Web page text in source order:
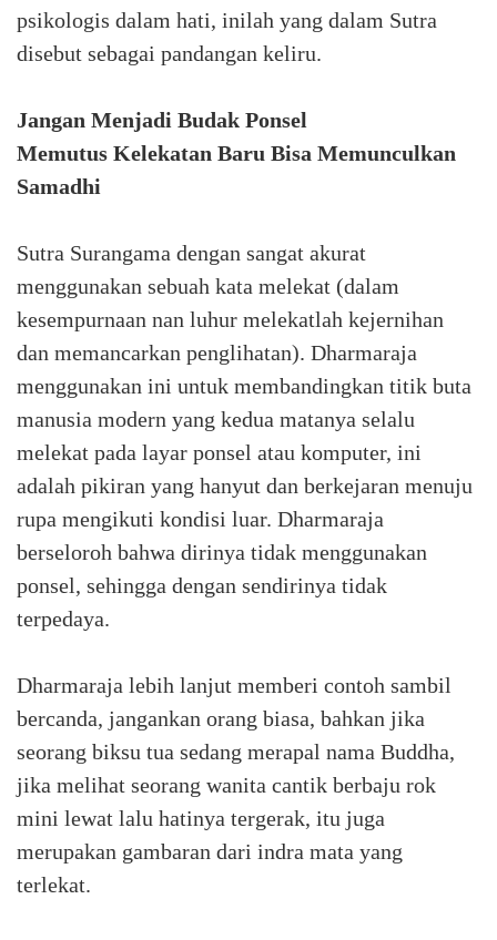
psikologis dalam hati, inilah yang dalam Sutra
disebut sebagai pandangan keliru.
Jangan Menjadi Budak Ponsel
Memutus Kelekatan Baru Bisa Memunculkan
Samadhi
Sutra Surangama dengan sangat akurat
menggunakan sebuah kata melekat (dalam
kesempurnaan nan luhur melekatlah kejernihan
dan memancarkan penglihatan). Dharmaraja
menggunakan ini untuk membandingkan titik buta
manusia modern yang kedua matanya selalu
melekat pada layar ponsel atau komputer, ini
adalah pikiran yang hanyut dan berkejaran menuju
rupa mengikuti kondisi luar. Dharmaraja
berseloroh bahwa dirinya tidak menggunakan
ponsel, sehingga dengan sendirinya tidak
terpedaya.
Dharmaraja lebih lanjut memberi contoh sambil
bercanda, jangankan orang biasa, bahkan jika
seorang biksu tua sedang merapal nama Buddha,
jika melihat seorang wanita cantik berbaju rok
mini lewat lalu hatinya tergerak, itu juga
merupakan gambaran dari indra mata yang
terlekat.